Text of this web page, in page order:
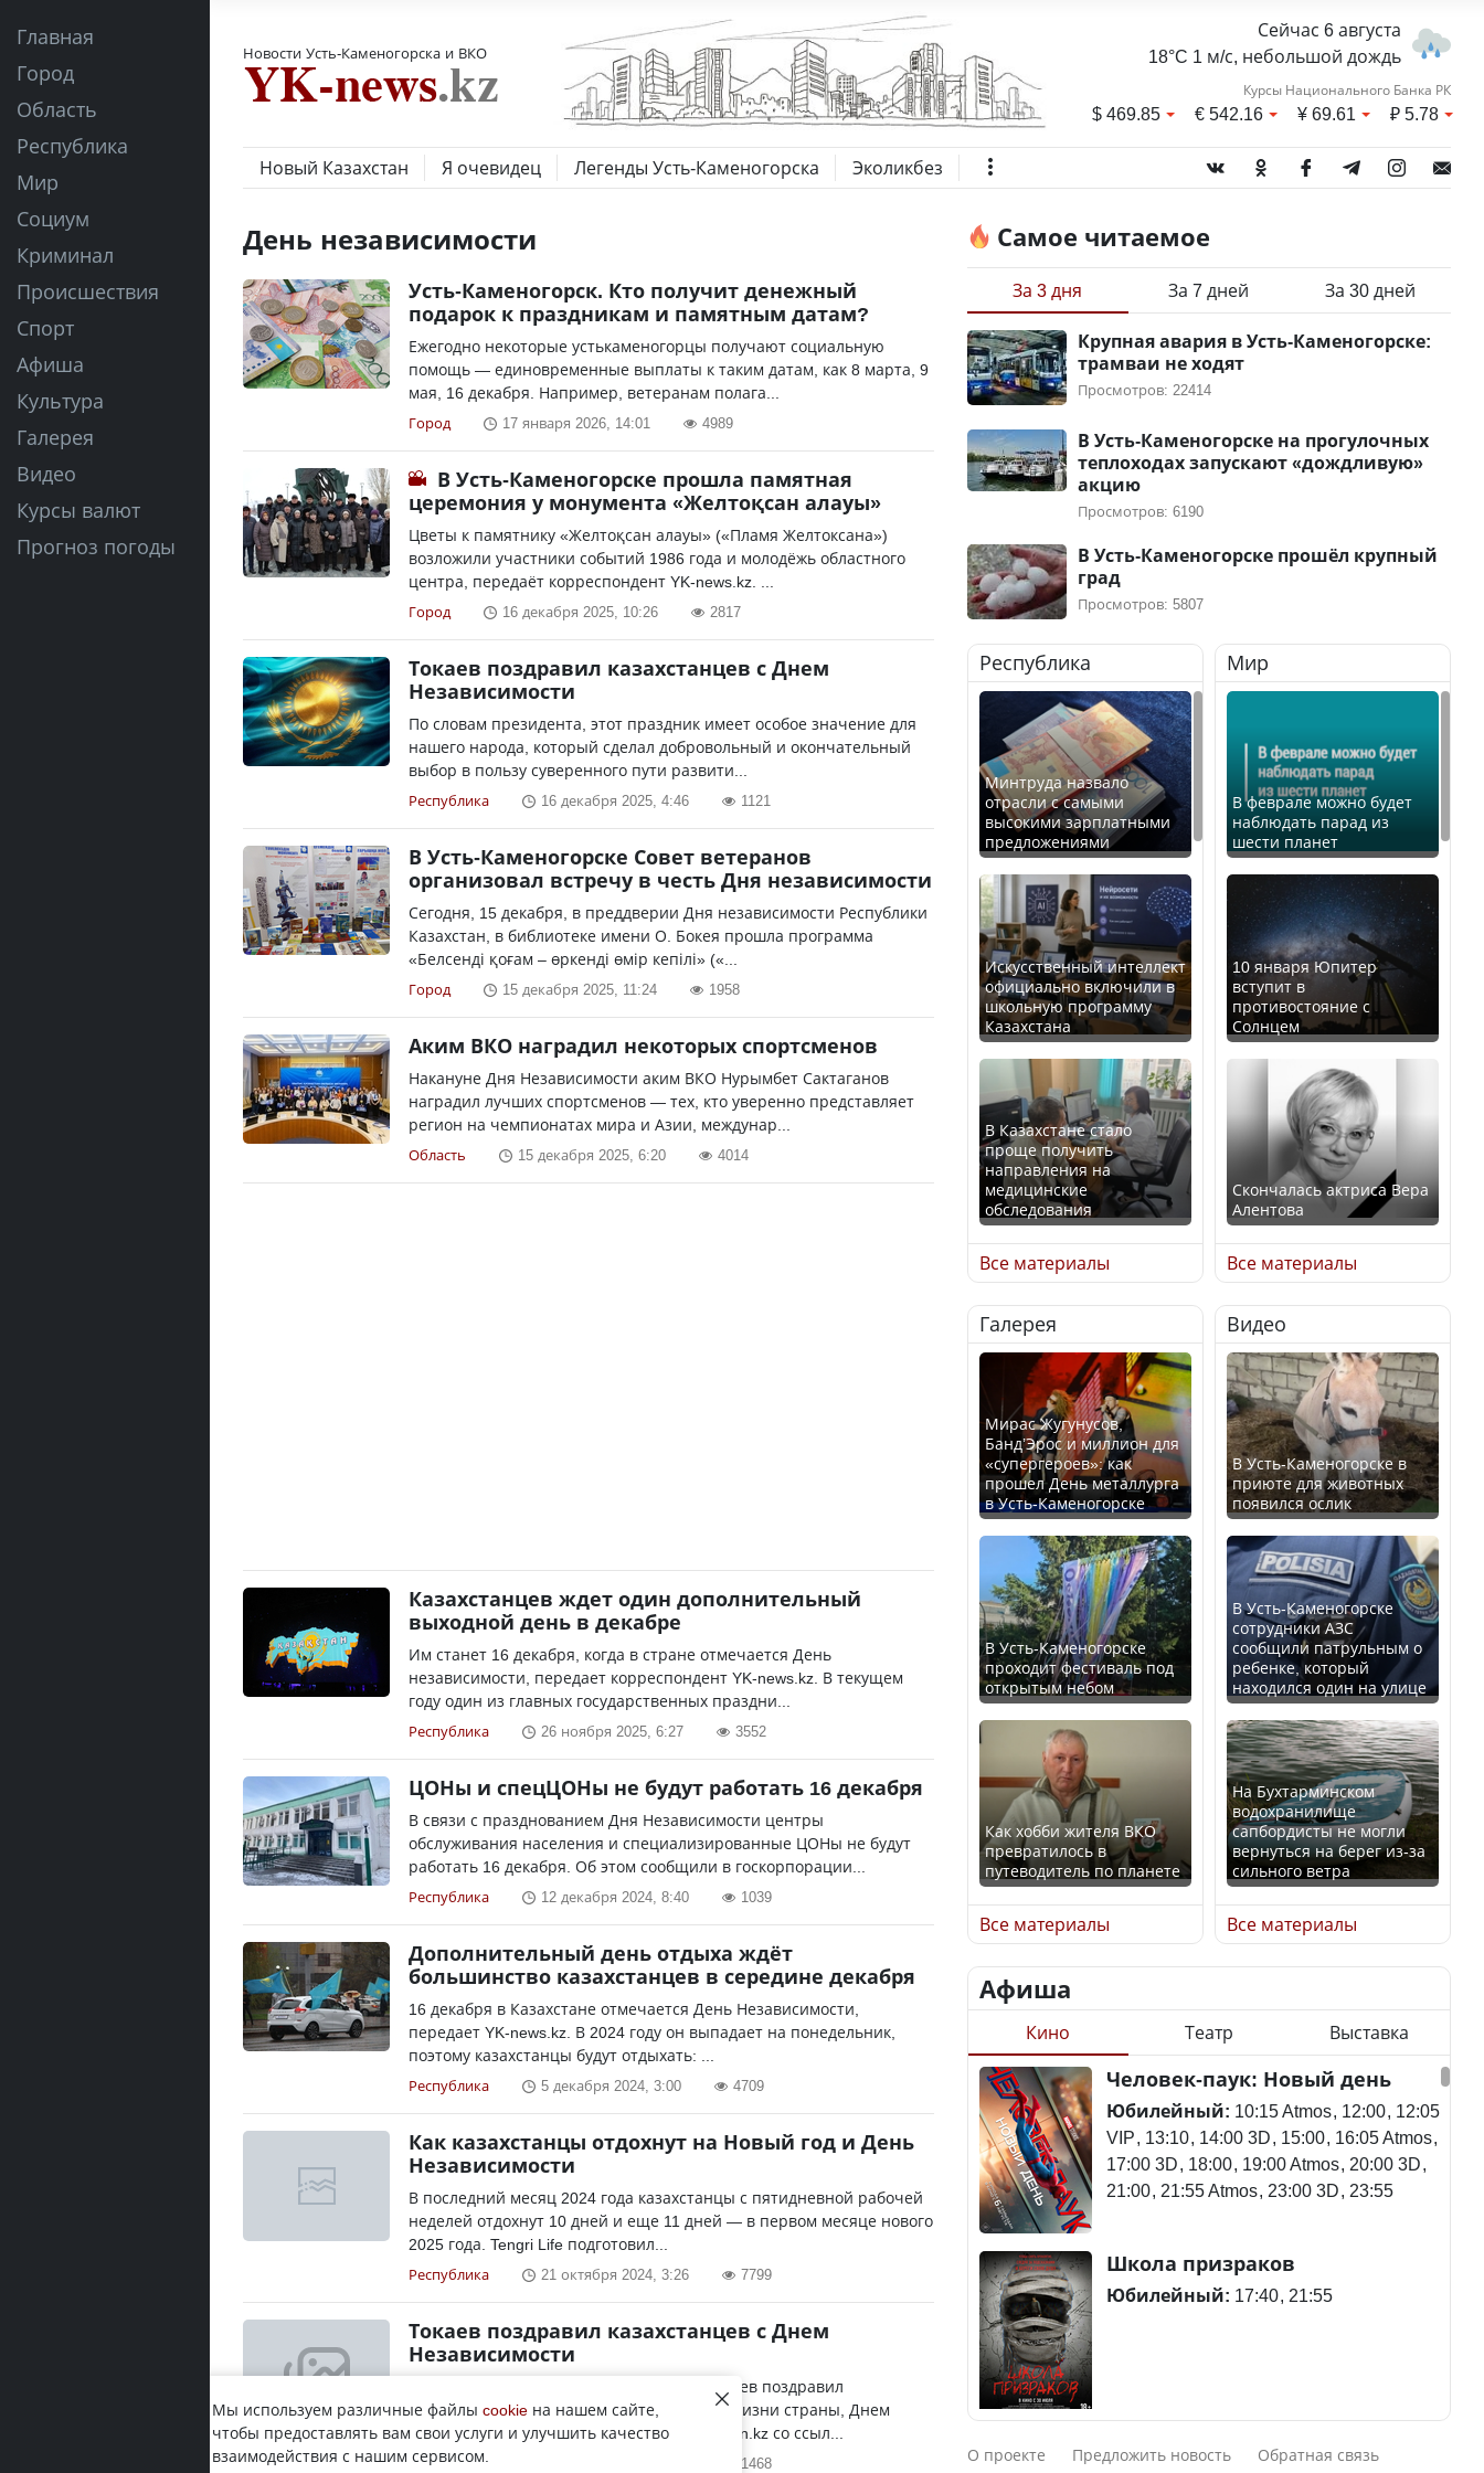
Главная
Город
Область
Республика
Мир
Социум
Криминал
Происшествия
Спорт
Афиша
Культура
Галерея
Видео
Курсы валют
Прогноз погоды
Новости Усть-Каменогорска и ВКО
Сейчас 6 августа
18°C 1 м/с, небольшой дождь
Курсы Национального Банка РК
$469.85 €542.16 ¥69.61 ₽5.78
Новый Казахстан Я очевидец Легенды Усть-Каменогорска Эколикбез
День независимости
Усть-Каменогорск. Кто получит денежный
подарок к праздникам и памятным датам?
Ежегодно некоторые устькаменогорцы получают социальную
помощь — единовременные выплаты к таким датам, как 8 марта, 9
мая, 16 декабря. Например, ветеранам полага...
Город 17 января 2026, 14:01 4989
В Усть-Каменогорске прошла памятная
церемония у монумента «Желтоқсан алауы»
Цветы к памятнику «Желтоқсан алауы» («Пламя Желтоксана»)
возложили участники событий 1986 года и молодёжь областного
центра, передаёт корреспондент YK-news.kz. ...
Город 16 декабря 2025, 10:26 2817
Токаев поздравил казахстанцев с Днем
Независимости
По словам президента, этот праздник имеет особое значение для
нашего народа, который сделал добровольный и окончательный
выбор в пользу суверенного пути развити...
Республика 16 декабря 2025, 4:46 1121
В Усть-Каменогорске Совет ветеранов
организовал встречу в честь Дня независимости
Сегодня, 15 декабря, в преддверии Дня независимости Республики
Казахстан, в библиотеке имени О. Бокея прошла программа
«Белсенді қоғам – өркенді өмір кепілі» («...
Город 15 декабря 2025, 11:24 1958
Аким ВКО наградил некоторых спортсменов
Накануне Дня Независимости аким ВКО Нурымбет Сактаганов
наградил лучших спортсменов — тех, кто уверенно представляет
регион на чемпионатах мира и Азии, междунар...
Область 15 декабря 2025, 6:20 4014
Казахстанцев ждет один дополнительный
выходной день в декабре
Им станет 16 декабря, когда в стране отмечается День
независимости, передает корреспондент YK-news.kz. В текущем
году один из главных государственных праздни...
Республика 26 ноября 2025, 6:27 3552
ЦОНы и спецЦОНы не будут работать 16 декабря
В связи с празднованием Дня Независимости центры
обслуживания населения и специализированные ЦОНы не будут
работать 16 декабря. Об этом сообщили в госкорпорации...
Республика 12 декабря 2024, 8:40 1039
Дополнительный день отдыха ждёт
большинство казахстанцев в середине декабря
16 декабря в Казахстане отмечается День Независимости,
передает YK-news.kz. В 2024 году он выпадает на понедельник,
поэтому казахстанцы будут отдыхать: ...
Республика 5 декабря 2024, 3:00 4709
Как казахстанцы отдохнут на Новый год и День
Независимости
В последний месяц 2024 года казахстанцы с пятидневной рабочей
неделей отдохнут 10 дней и еще 11 дней — в первом месяце нового
2025 года. Tengri Life подготовил...
Республика 21 октября 2024, 3:26 7799
Токаев поздравил казахстанцев с Днем
Независимости
Президент Казахстана Касым-Жомарт Токаев поздравил
казахстанцев со знаменательной датой в жизни страны, Днем
Независимости Казахстана, сообщает Zakon.kz со ссыл...
Республика 1468
Самое читаемое
За 3 дня За 7 дней За 30 дней
Крупная авария в Усть-Каменогорске:
трамваи не ходят
Просмотров: 22414
В Усть-Каменогорске на прогулочных
теплоходах запускают «дождливую»
акцию
Просмотров: 6190
В Усть-Каменогорске прошёл крупный
град
Просмотров: 5807
Республика
Минтруда назвало
отрасли с самыми
высокими зарплатными
предложениями
Искусственный интеллект
официально включили в
школьную программу
Казахстана
В Казахстане стало
проще получить
направления на
медицинские
обследования
Қазақстан Орталық Азия
елдері арасында әл-ауқат
индексінде көш бастады
Казахстан возглавил
рейтинг благополучия
среди стран Центральной
Азии
Будут ли представлены
интересы регионов в
Курултае?
Ең төменгі жалақы,
алимент, экология: жеті
партия сайлаушылармен
нені талқылап жатыр?
алименты, экология — о
чем говорят с
избирателями
представители партий
Министр рассказал, из
чего делают колбасу в
Казахстане
почему казахстанские
Все материалы
Мир
В феврале можно будет
наблюдать парад из
шести планет
10 января Юпитер
вступит в
противостояние с
Солнцем
Скончалась актриса Вера
Алентова
В РФ вынесен заочный
приговор по уголовному
делу об убийстве Игоря
Талькова
В России введены
дополнительные
ограничения для
казахстанских прав
Трамп официально
вступил в должность
президента США
Луну признали объектом
культурного наследия,
находящегося под
угрозой исчезновения
Станет ли
метапневмовирус
эпидемией, рассказали в
ВОЗ
потерпел крушение в
Южной Корее, погибли
120 человек
Актау: Путин принес
Все материалы
Галерея
Мирас Жугунусов,
Банд’Эрос и миллион для
«супергероев»: как
прошел День металлурга
в Усть-Каменогорске
В Усть-Каменогорске
проходит фестиваль под
открытым небом
Как хобби жителя ВКО
превратилось в
путеводитель по планете
Все материалы
Видео
В Усть-Каменогорске в
приюте для животных
появился ослик
В Усть-Каменогорске
сотрудники АЗС
сообщили патрульным о
ребенке, который
находился один на улице
На Бухтарминском
водохранилище
сапбордисты не могли
вернуться на берег из-за
сильного ветра
Все материалы
Афиша
Кино Театр Выставка
Человек-паук: Новый день
Юбилейный: 10:15 Atmos 12:00 12:05
VIP 13:10 14:00 3D 15:00 16:05 Atmos
17:00 3D 18:00 19:00 Atmos 20:00 3D
21:00 21:55 Atmos 23:00 3D 23:55
Школа призраков
Юбилейный: 17:40 21:55
Смешарики сквозь вселенные
О проекте Предложить новость Обратная связь
Мы используем различные файлы cookie на нашем сайте,
чтобы предоставлять вам свои услуги и улучшить качество
взаимодействия с нашим сервисом.